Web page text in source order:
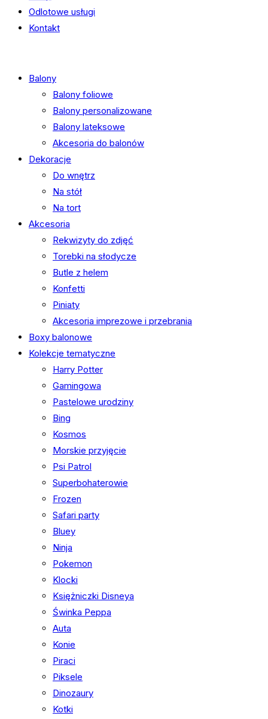
Odlotowe usługi
Kontakt
Balony
Balony foliowe
Balony personalizowane
Balony lateksowe
Akcesoria do balonów
Dekoracje
Do wnętrz
Na stół
Na tort
Akcesoria
Rekwizyty do zdjęć
Torebki na słodycze
Butle z helem
Konfetti
Piniaty
Akcesoria imprezowe i przebrania
Boxy balonowe
Kolekcje tematyczne
Harry Potter
Gamingowa
Pastelowe urodziny
Bing
Kosmos
Morskie przyjęcie
Psi Patrol
Superbohaterowie
Frozen
Safari party
Bluey
Ninja
Pokemon
Klocki
Księżniczki Disneya
Świnka Peppa
Auta
Konie
Piraci
Piksele
Dinozaury
Kotki